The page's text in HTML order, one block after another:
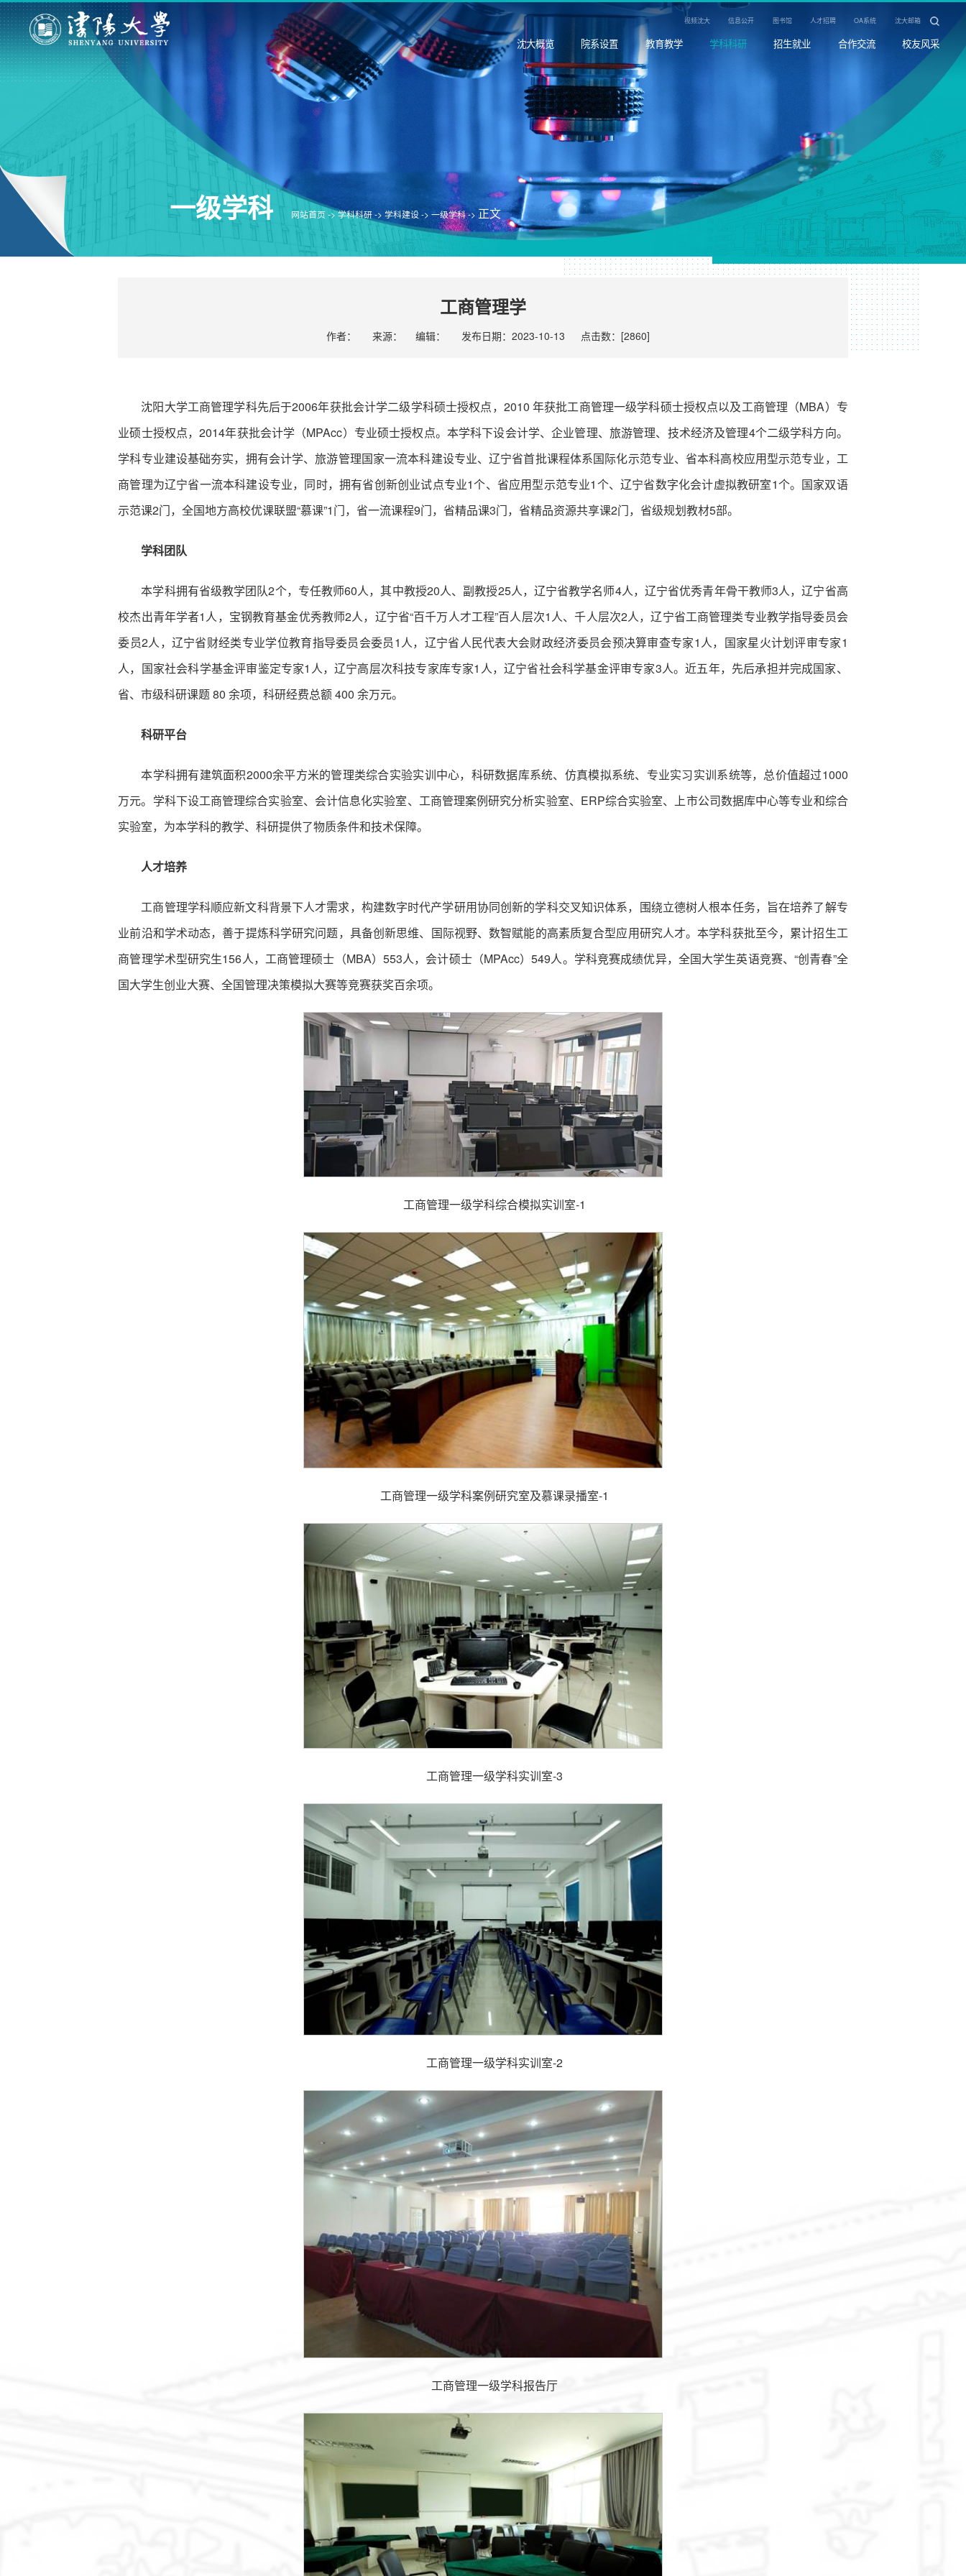
视频沈大 信息公开 图书馆 人才招聘 OA系统 沈大邮箱
沈大概览 院系设置 教育教学 学科科研 招生就业 合作交流 校友风采
一级学科 网站首页 ->学科科研 -> 学科建设 ->一级学科 ->正文
工商管理学
作者： 来源： 编辑： 发布日期：2023-10-13 点击数：[2860]
沈阳大学工商管理学科先后于2006年获批会计学二级学科硕士授权点，2010 年获批工商管理一级学科硕士授权点以及工商管理（MBA）专
业硕士授权点，2014年获批会计学（MPAcc）专业硕士授权点。本学科下设会计学、企业管理、旅游管理、技术经济及管理4个二级学科方向。
学科专业建设基础夯实，拥有会计学、旅游管理国家一流本科建设专业、辽宁省首批课程体系国际化示范专业、省本科高校应用型示范专业，工
商管理为辽宁省一流本科建设专业，同时，拥有省创新创业试点专业1个、省应用型示范专业1个、辽宁省数字化会计虚拟教研室1个。国家双语
示范课2门，全国地方高校优课联盟“慕课”1门，省一流课程9门，省精品课3门，省精品资源共享课2门，省级规划教材5部。
学科团队
本学科拥有省级教学团队2个，专任教师60人，其中教授20人、副教授25人，辽宁省教学名师4人，辽宁省优秀青年骨干教师3人，辽宁省高
校杰出青年学者1人，宝钢教育基金优秀教师2人，辽宁省“百千万人才工程”百人层次1人、千人层次2人，辽宁省工商管理类专业教学指导委员会
委员2人，辽宁省财经类专业学位教育指导委员会委员1人，辽宁省人民代表大会财政经济委员会预决算审查专家1人，国家星火计划评审专家1
人，国家社会科学基金评审鉴定专家1人，辽宁高层次科技专家库专家1人，辽宁省社会科学基金评审专家3人。近五年，先后承担并完成国家、
省、市级科研课题 80 余项，科研经费总额 400 余万元。
科研平台
本学科拥有建筑面积2000余平方米的管理类综合实验实训中心，科研数据库系统、仿真模拟系统、专业实习实训系统等，总价值超过1000
万元。学科下设工商管理综合实验室、会计信息化实验室、工商管理案例研究分析实验室、ERP综合实验室、上市公司数据库中心等专业和综合
实验室，为本学科的教学、科研提供了物质条件和技术保障。
人才培养
工商管理学科顺应新文科背景下人才需求，构建数字时代产学研用协同创新的学科交叉知识体系，围绕立德树人根本任务，旨在培养了解专
业前沿和学术动态，善于提炼科学研究问题，具备创新思维、国际视野、数智赋能的高素质复合型应用研究人才。本学科获批至今，累计招生工
商管理学术型研究生156人，工商管理硕士（MBA）553人，会计硕士（MPAcc）549人。学科竞赛成绩优异，全国大学生英语竞赛、“创青春”全
国大学生创业大赛、全国管理决策模拟大赛等竞赛获奖百余项。
工商管理一级学科综合模拟实训室-1
工商管理一级学科案例研究室及慕课录播室-1
工商管理一级学科实训室-3
工商管理一级学科实训室-2
工商管理一级学科报告厅